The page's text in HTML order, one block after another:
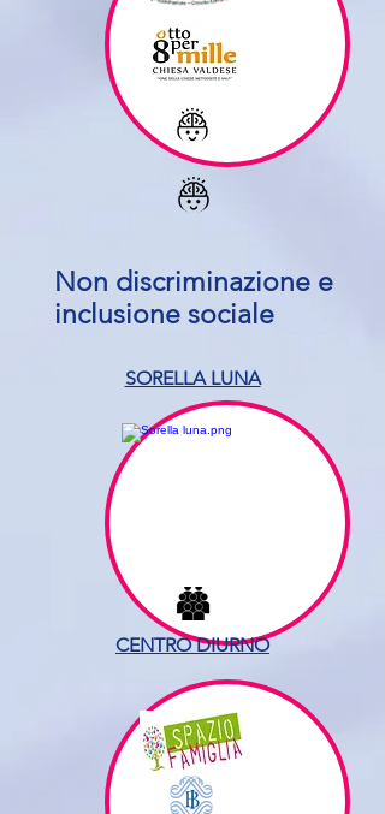
Non discriminazione e
inclusione sociale
SORELLA LUNA
CENTRO DIURNO